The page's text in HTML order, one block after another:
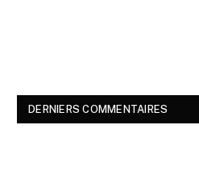
DERNIERS COMMENTAIRES